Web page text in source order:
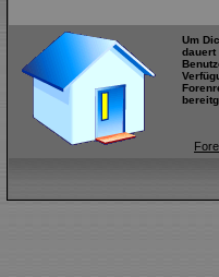
Um
dauert